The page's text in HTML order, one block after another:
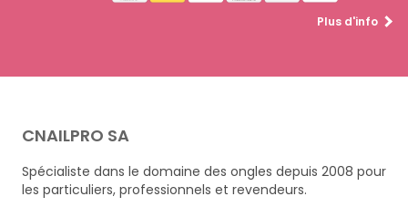
Plus d'info
CNAILPRO SA
Spécialiste dans le domaine des ongles depuis 2008 pour
les particuliers, professionnels et revendeurs.